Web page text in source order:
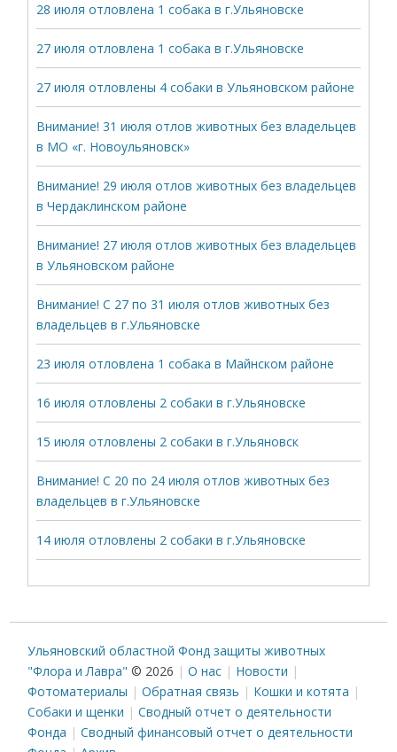
28 июля отловлена 1 собака в г.Ульяновске
27 июля отловлена 1 собака в г.Ульяновске
27 июля отловлены 4 собаки в Ульяновском районе
Внимание! 31 июля отлов животных без владельцев
в МО «г. Новоульяновск»
Внимание! 29 июля отлов животных без владельцев
в Чердаклинском районе
Внимание! 27 июля отлов животных без владельцев
в Ульяновском районе
Внимание! С 27 по 31 июля отлов животных без
владельцев в г.Ульяновске
23 июля отловлена 1 собака в Майнском районе
16 июля отловлены 2 собаки в г.Ульяновске
15 июля отловлены 2 собаки в г.Ульяновск
Внимание! С 20 по 24 июля отлов животных без
владельцев в г.Ульяновске
14 июля отловлены 2 собаки в г.Ульяновске
Ульяновский областной Фонд защиты животных
"Флора и Лавра" © 2026 О нас
Новости
Фотоматериалы
Обратная связь
Кошки и котята
Собаки и щенки
Сводный отчет о деятельности
Фонда
Сводный финансовый отчет о деятельности